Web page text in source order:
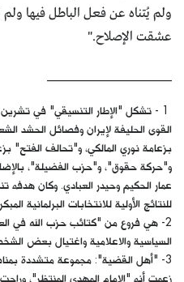
ولم يُتناه عن فعل الباطل فيها
عشقت الإصلاح."
القوى الحليفة لإيران وفصائل الحشد
بزعامة نوري المالكي، و"تحالف الفتح"
و"حركة حقوق"، و"حزب الفضيلة"،
عمار الحكيم وحيدر العبادي. وكان هدفه
للنتائج الأولية للانتخابات البرلمانية
2- هي فروع من "كتائب حزب الله في
السياسية والاعلامية واغتيال بعض
3- "أهل القضية": مجموعة متشددة
زعمت أنه "الإمام المهدي المنتظر"،